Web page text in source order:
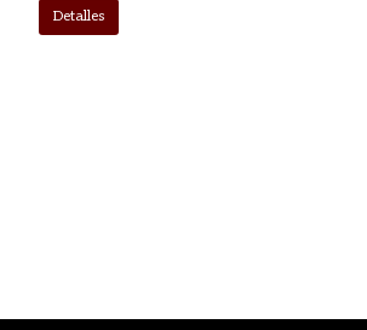
Detalles